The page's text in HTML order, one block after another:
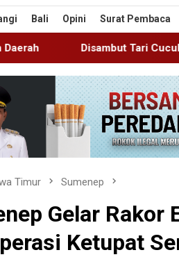
Bali Opini Surat Pembaca
Cucuk Lampah, Delegasi
Timur Sumenep
Gelar Rakor
Ketupat